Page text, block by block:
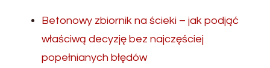
Betonowy zbiornik na ścieki – jak podjąć
właściwą decyzję bez najczęściej
popełnianych błędów